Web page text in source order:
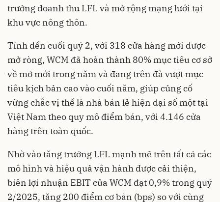
trưởng doanh thu LFL và mở rộng mạng lưới tại
khu vực nông thôn.
Tính đến cuối quý 2, với 318 cửa hàng mới được
mở ròng, WCM đã hoàn thành 80% mục tiêu cơ sở
về mở mới trong năm và đang trên đà vượt mục
tiêu kịch bản cao vào cuối năm, giúp củng cố
vững chắc vị thế là nhà bán lẻ hiện đại số một tại
Việt Nam theo quy mô điểm bán, với 4.146 cửa
hàng trên toàn quốc.
Nhờ vào tăng trưởng LFL mạnh mẽ trên tất cả các
mô hình và hiệu quả vận hành được cải thiện,
biên lợi nhuận EBIT của WCM đạt 0,9% trong quý
2/2025, tăng 200 điểm cơ bản (bps) so với cùng